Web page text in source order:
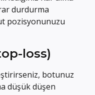
durdurma
pozisyonunuzu
loss)
botunuz
düşük düşen